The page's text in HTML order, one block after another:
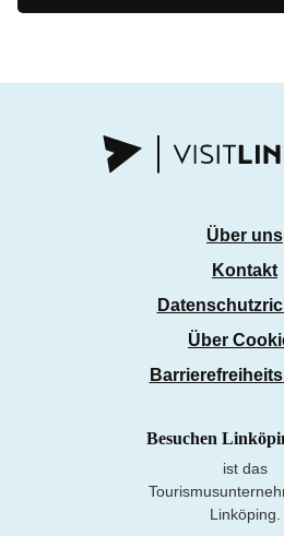
Über uns
Kontakt
Über
Besuchen
ist das
Linköping.